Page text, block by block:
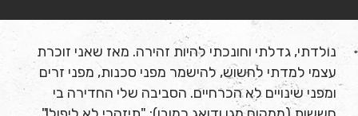
נולדתי, גדלתי וחונכתי להיות זהירה. מאז שאני זוכרת
עצמי למדתי לחשוש, להישמר מפני סכנות, מפני זרים
ומפני שינויים לא הכרחיים. הסביבה שלי החדירה בי